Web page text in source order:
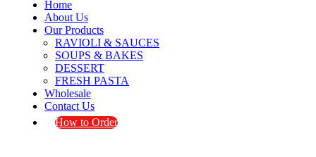
Home
About Us
Our Products
RAVIOLI & SAUCES
SOUPS & BAKES
DESSERT
FRESH PASTA
Wholesale
Contact Us
How to Order